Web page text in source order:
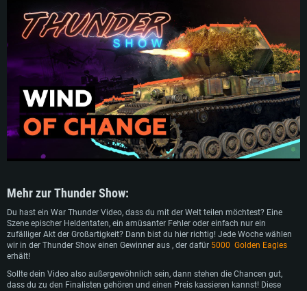
SYSTEMANFORDERUNGEN
Für PC
Für MAC
Mindestanforderungen
Mindestanforderungen
Mindestanforderungen
Mehr zur Thunder Show:
Du hast ein War Thunder Video, dass du mit der Welt teilen möchtest? Eine
Szene epischer Heldentaten, ein amüsanter Fehler oder einfach nur ein
zufälliger Akt der Großartigkeit? Dann bist du hier richtig! Jede Woche wählen
wir in der Thunder Show einen Gewinner aus , der dafür 5000 Golden Eagles
erhält!
Sollte dein Video also außergewöhnlich sein, dann stehen die Chancen gut,
dass du zu den Finalisten gehören und einen Preis kassieren kannst! Diese